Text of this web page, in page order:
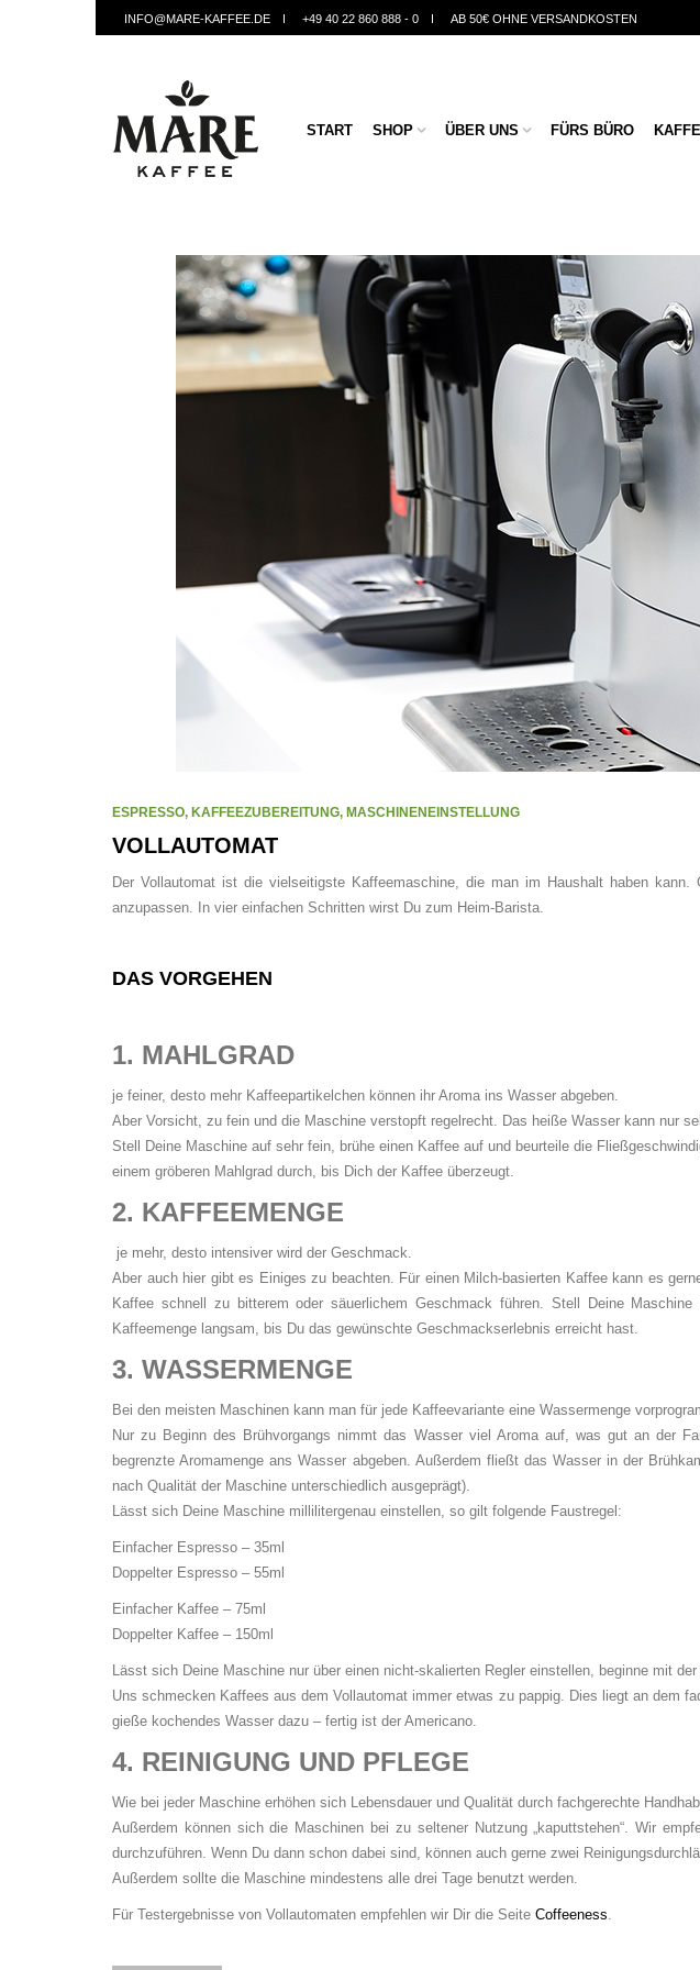
INFO@MARE-KAFFEE.DE +49 40 22 860 888 - 0 AB 50€ OHNE VERSANDKOSTEN
START SHOP ÜBER UNS FÜRS BÜRO
ESPRESSO, KAFFEEZUBEREITUNG, MASCHINENEINSTELLUNG
VOLLAUTOMAT
Der Vollautomat ist die vielseitigste Kaffeemaschine, die man im Haushalt haben kann.
anzupassen. In vier einfachen Schritten wirst Du zum Heim-Barista.
DAS VORGEHEN
1. MAHLGRAD
je feiner, desto mehr Kaffeepartikelchen können ihr Aroma ins Wasser abgeben.
Aber Vorsicht, zu fein und die Maschine verstopft regelrecht. Das heiße Wasser kann nur
Stell Deine Maschine auf sehr fein, brühe einen Kaffee auf und beurteile die
einem gröberen Mahlgrad durch, bis Dich der Kaffee überzeugt.
2. KAFFEEMENGE
je mehr, desto intensiver wird der Geschmack.
Aber auch hier gibt es Einiges zu beachten. Für einen Milch-basierten Kaffee kann es
Kaffee schnell zu bitterem oder säuerlichem Geschmack führen. Stell Deine
Kaffeemenge langsam, bis Du das gewünschte Geschmackserlebnis erreicht hast.
3. WASSERMENGE
Bei den meisten Maschinen kann man für jede Kaffeevariante eine Wassermenge
Nur zu Beginn des Brühvorgangs nimmt das Wasser viel Aroma auf, was gut an der
begrenzte Aromamenge ans Wasser abgeben. Außerdem fließt das Wasser in der
nach Qualität der Maschine unterschiedlich ausgeprägt).
Lässt sich Deine Maschine millilitergenau einstellen, so gilt folgende Faustregel:
Einfacher Espresso – 35ml
Doppelter Espresso – 55ml
Einfacher Kaffee – 75ml
Doppelter Kaffee – 150ml
Lässt sich Deine Maschine nur über einen nicht-skalierten Regler einstellen, beginne mit
Uns schmecken Kaffees aus dem Vollautomat immer etwas zu pappig. Dies liegt an dem
gieße kochendes Wasser dazu – fertig ist der Americano.
4. REINIGUNG UND PFLEGE
Wie bei jeder Maschine erhöhen sich Lebensdauer und Qualität durch fachgerechte
Außerdem können sich die Maschinen bei zu seltener Nutzung „kaputtstehen“. Wir
durchzuführen. Wenn Du dann schon dabei sind, können auch gerne zwei
Außerdem sollte die Maschine mindestens alle drei Tage benutzt werden.
Für Testergebnisse von Vollautomaten empfehlen wir Dir die Seite Coffeeness.